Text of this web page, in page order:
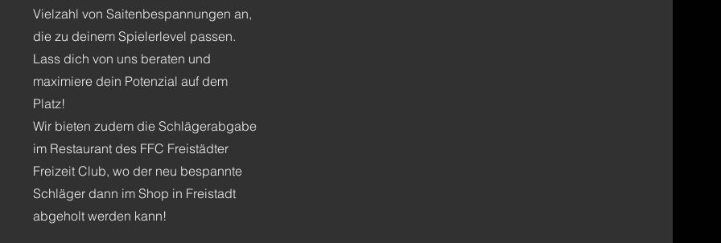
Vielzahl von Saitenbespannungen an,
die zu deinem Spielerlevel passen.
Lass dich von uns beraten und
maximiere dein Potenzial auf dem
Platz!
Wir bieten zudem die Schlägerabgabe
im Restaurant des FFC Freistädter
Freizeit Club, wo der neu bespannte
Schläger dann im Shop in Freistadt
abgeholt werden kann!